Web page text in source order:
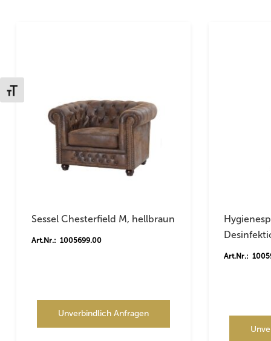
Schrift vergrößern
Sessel Chesterfield M, hellbraun
Art.Nr.: 1005699.00
Unverbindlich Anfragen
Art.Nr.: